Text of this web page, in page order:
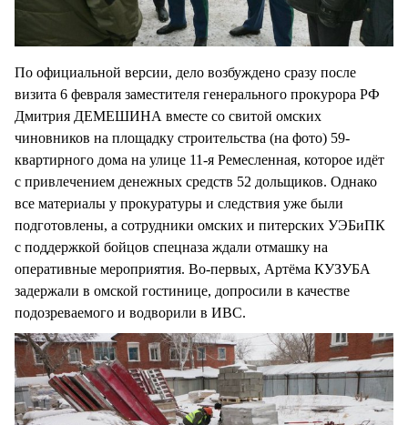
По официальной версии, дело возбуждено сразу после
визита 6 февраля заместителя генерального прокурора РФ
Дмитрия ДЕМЕШИНА вместе со свитой омских
чиновников на площадку строительства (на фото) 59-
квартирного дома на улице 11-я Ремесленная, которое идёт
с привлечением денежных средств 52 дольщиков. Однако
все материалы у прокуратуры и следствия уже были
подготовлены, а сотрудники омских и питерских УЭБиПК
с поддержкой бойцов спецназа ждали отмашку на
оперативные мероприятия. Во-первых, Артёма КУЗУБА
задержали в омской гостинице, допросили в качестве
подозреваемого и водворили в ИВС.